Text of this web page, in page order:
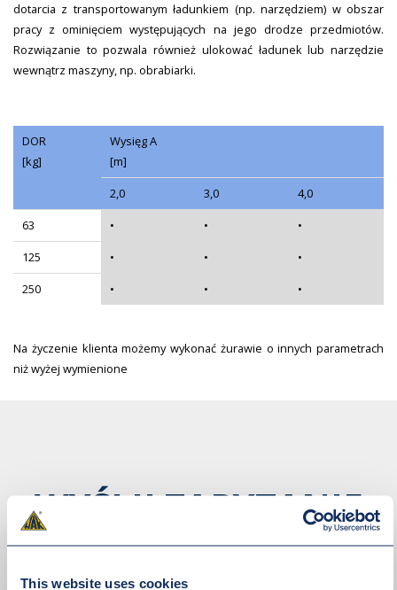
This website uses cookies
dotarcia z transportowanym ładunkiem (np. narzędziem) w obszar
pracy z ominięciem występujących na jego drodze przedmiotów.
Rozwiązanie to pozwala również ulokować ładunek lub narzędzie
wewnątrz maszyny, np. obrabiarki.
DOR
[kg]
Wysięg A
[m]
2,0
3,0
4,0
63
• •
•
125
• •
•
250
• • •
Na życzenie klienta możemy wykonać żurawie o innych parametrach
niż wyżej wymienione
WYŚLIJ ZAPYTANIE
OFERTOWE